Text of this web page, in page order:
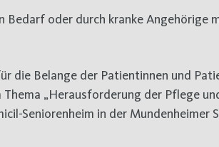
die Belange der Patientinnen und
„Herausforderung der Pflege
Seniorenheim in der Mundenheimer